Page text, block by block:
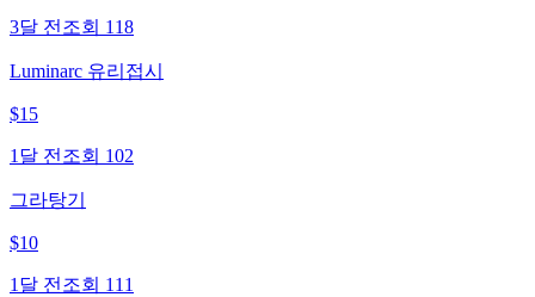
3달 전 조회 118
Luminarc 유리접시
$15
1달 전 조회 102
그라탕기
$10
1달 전 조회 111